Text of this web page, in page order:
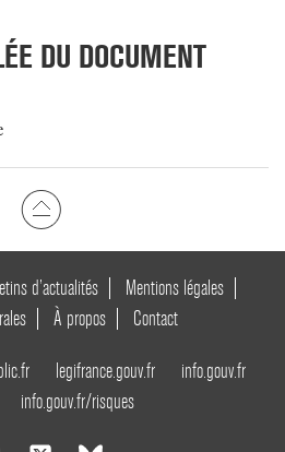
DU DOCUMENT
d’actualités
Mentions légales
À propos Contact
legifrance.gouv.fr
info.gouv.fr
info.gouv.fr/risques